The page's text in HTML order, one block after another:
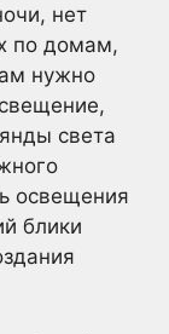
нет
по домам,
нужно
света
освещения
блики